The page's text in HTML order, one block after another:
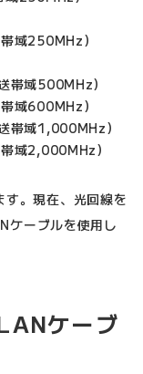
域250MHz）
帯域500MHz）
域600MHz）
帯域1,000MHz）
域2,000MHz）
。現在、光回線を
ケーブルを使用し
ケーブ